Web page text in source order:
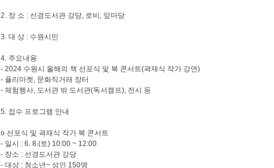
2. 장 소 : 선경도서관 강당, 로비, 앞마당
3. 대 상 : 수원시민
4. 주요내용
- 2024 수원시 올해의 책 선포식 및 북 콘서트(곽재식 작가 강연)
- 플리마켓, 문화직거래 장터
- 체험행사, 도서관 밖 도서관(독서캠프), 전시 등
5. 접수 프로그램 안내
o 선포식 및 곽재식 작가 북 콘서트
- 일시 : 6. 8.(토) 10:00 ~ 12:00
- 장소 : 선경도서관 강당
- 대상 : 청소년~ 성인 150명